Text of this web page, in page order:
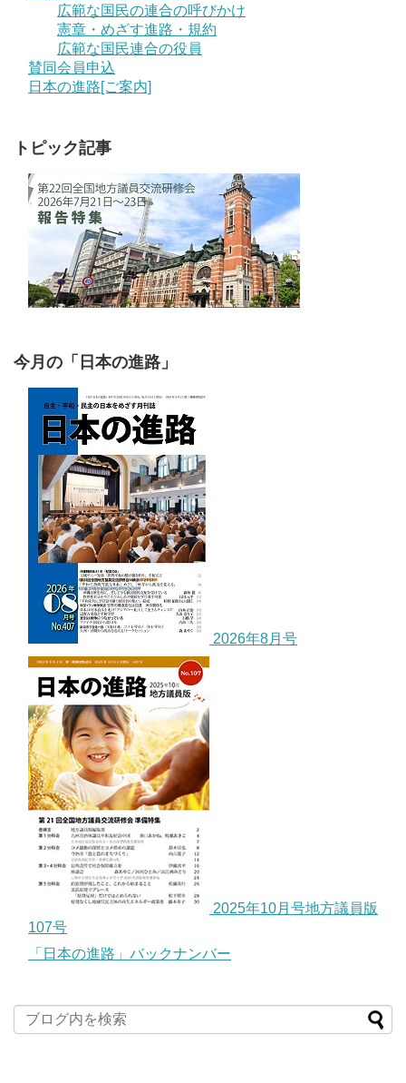
広範な国民の連合の呼びかけ
憲章・めざす進路・規約
広範な国民連合の役員
賛同会員申込
日本の進路[ご案内]
トピック記事
今月の「日本の進路」
2026年8月号
2025年10月号地方議員版
107号
「日本の進路」バックナンバー